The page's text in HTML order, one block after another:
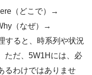
（どこで）→
（なぜ）→
すると、時系列や状況
ただ、5W1Hには、必
るわけではありませ